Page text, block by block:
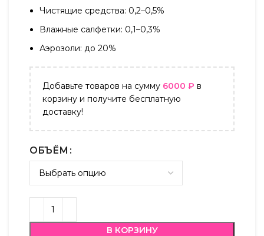
Чистящие средства: 0,2–0,5%
Влажные салфетки: 0,1–0,3%
Аэрозоли: до 20%
Добавьте товаров на сумму 6000 ₽ в
корзину и получите бесплатную
доставку!
ОБЪЁМ
В КОРЗИНУ